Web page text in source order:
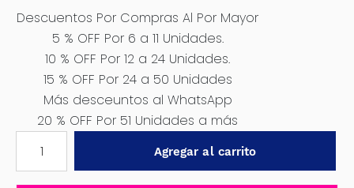
Descuentos Por Compras Al Por Mayor
5 % OFF Por 6 a 11 Unidades.
10 % OFF Por 12 a 24 Unidades.
15 % OFF Por 24 a 50 Unidades
Más desceuntos al WhatsApp
20 % OFF Por 51 Unidades a más
115PSI
Agregar al carrito